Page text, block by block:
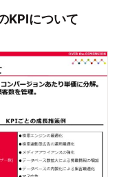
KPIについて